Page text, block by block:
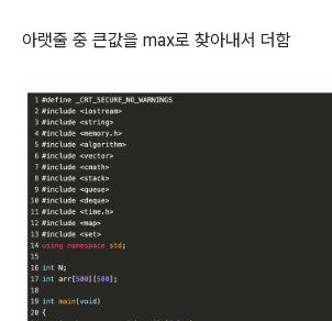
아랫줄 중 큰값을 max로 찾아내서 더함